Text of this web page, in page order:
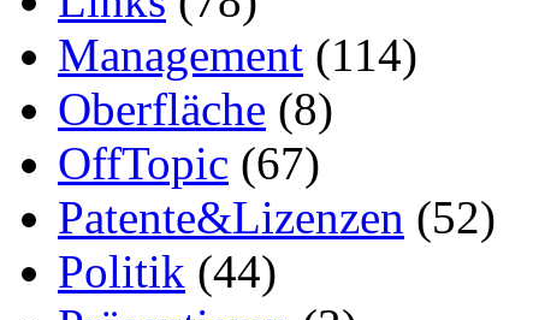
Management (114)
Oberfläche (8)
OffTopic (67)
Patente&Lizenzen (52)
Politik (44)